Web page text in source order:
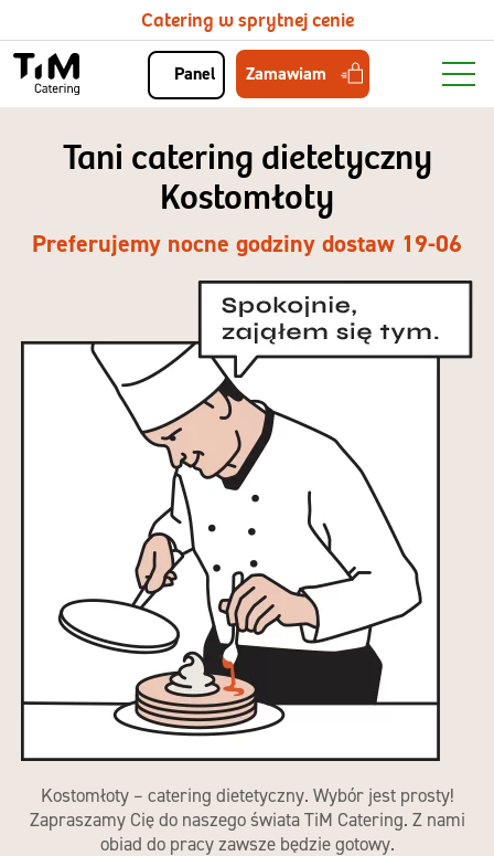
Catering w sprytnej cenie
Panel Zamawiam
Tani catering dietetyczny
Kostomłoty
Preferujemy nocne godziny dostaw 19-06
Kostomłoty – catering dietetyczny. Wybór jest prosty!
Zapraszamy Cię do naszego świata TiM Catering. Z nami
obiad do pracy zawsze będzie gotowy.